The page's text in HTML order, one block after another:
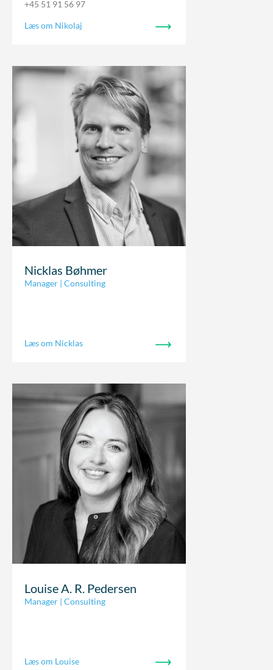
+45 51 91 56 97
Læs om Nikolaj
Nicklas Bøhmer
Manager | Consulting
Læs om Nicklas
Louise A. R. Pedersen
Manager | Consulting
Læs om Louise